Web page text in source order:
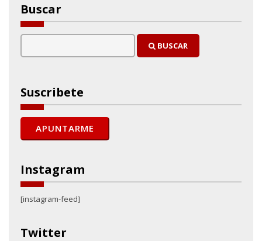
Buscar
BUSCAR
Suscribete
Instagram
[instagram-feed]
Twitter